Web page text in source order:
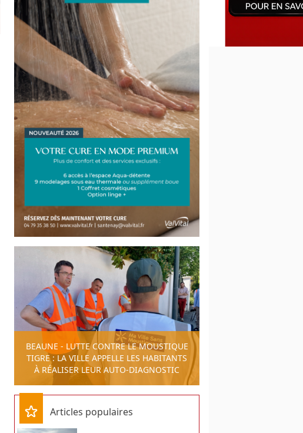
BEAUNE - LUTTE CONTRE LE MOUSTIQUE
TIGRE : LA VILLE APPELLE LES HABITANTS
À RÉALISER LEUR AUTO-DIAGNOSTIC
Articles populaires